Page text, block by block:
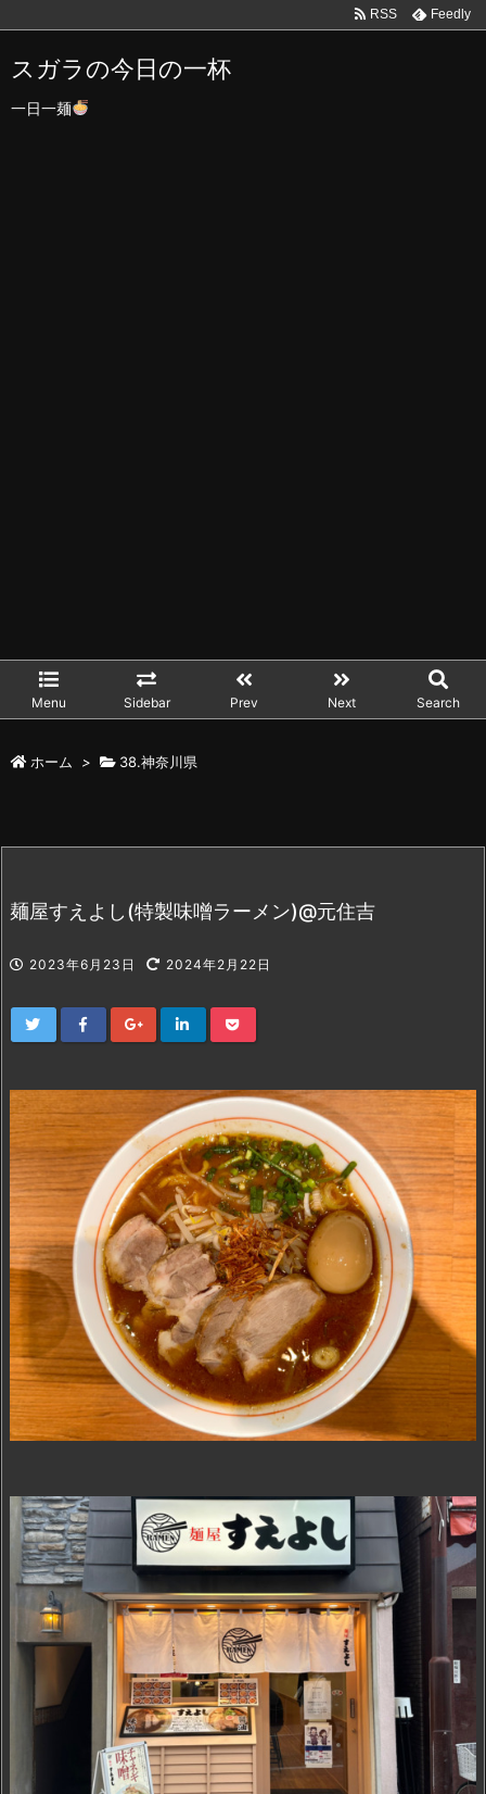
スガラの今日の一杯
一日一麺
Menu Sidebar Prev Next Search
RSS Feedly
ホーム > 38.神奈川県
麺屋すえよし(特製味噌ラーメン)@元住吉
2023年6月23日 2024年2月22日